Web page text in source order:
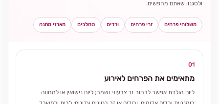
ולסגנון שאתם מחפשים.
משלוחי פרחים זרי פרחים ורדים סחלבים מארזי מתנה
01
מתאימים את הפרחים לאירוע
ליום הולדת אפשר לבחור זר צבעוני ושמח; ליום נישואין או למחווה